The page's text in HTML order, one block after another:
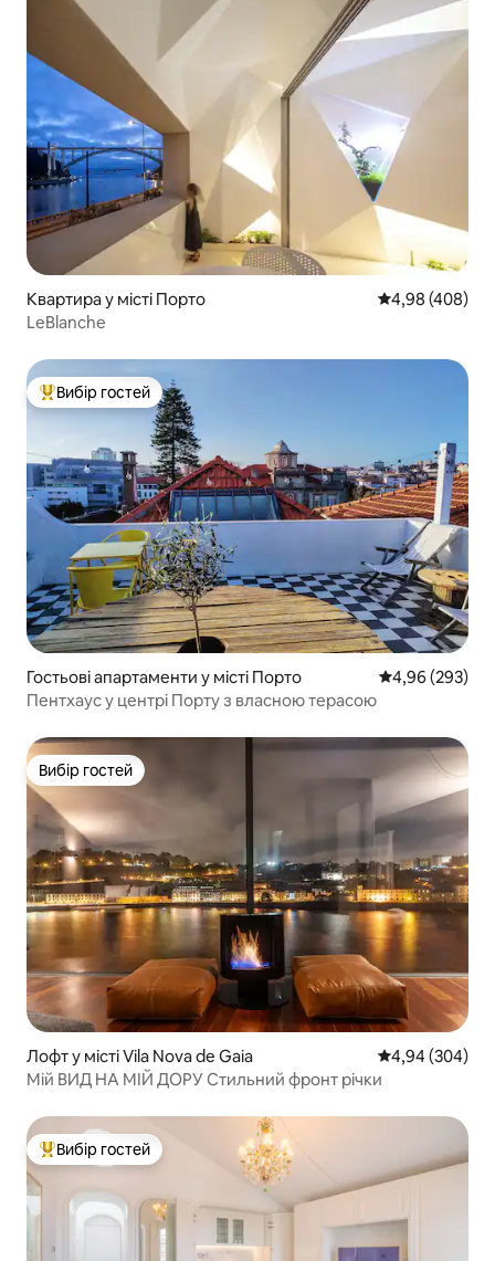
Квартира у місті Порто Середня
4,98 (408)
LeBlanche
Топ вибір гостей
Вибір гостей
Гостьові апартаменти у місті Порто Середня
4,96 (293)
Пентхаус у центрі Порту з власною терасою
Вибір гостей
Вибір гостей
Лофт у місті Vila Nova de Gaia Середня
4,94 (304)
Мій ВИД НА МІЙ ДОРУ Стильний фронт річки
Топ вибір гостей
Вибір гостей